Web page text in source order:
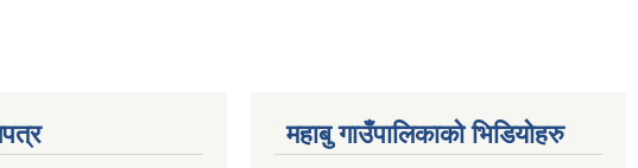
महाबु गाउँपालिकाको भिडियोहरु